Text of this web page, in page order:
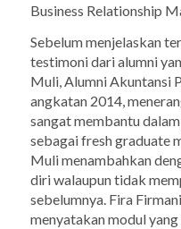
Business Relationship
Sebelum menjelaskan
testimoni dari alumni
Muli, Alumni Akuntansi
angkatan 2014,
sangat membantu
sebagaifresh graduate
Muli menambahkan
diri walaupun tidak
sebelumnya. Fira
menyatakan modul